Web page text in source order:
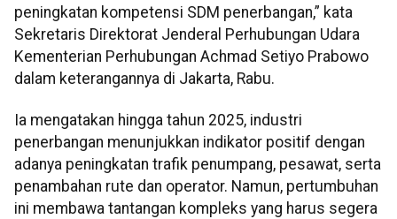
peningkatan kompetensi SDM penerbangan,” kata
Sekretaris Direktorat Jenderal Perhubungan Udara
Kementerian Perhubungan Achmad Setiyo Prabowo
dalam keterangannya di Jakarta, Rabu.
Ia mengatakan hingga tahun 2025, industri
penerbangan menunjukkan indikator positif dengan
adanya peningkatan trafik penumpang, pesawat, serta
penambahan rute dan operator. Namun, pertumbuhan
ini membawa tantangan kompleks yang harus segera